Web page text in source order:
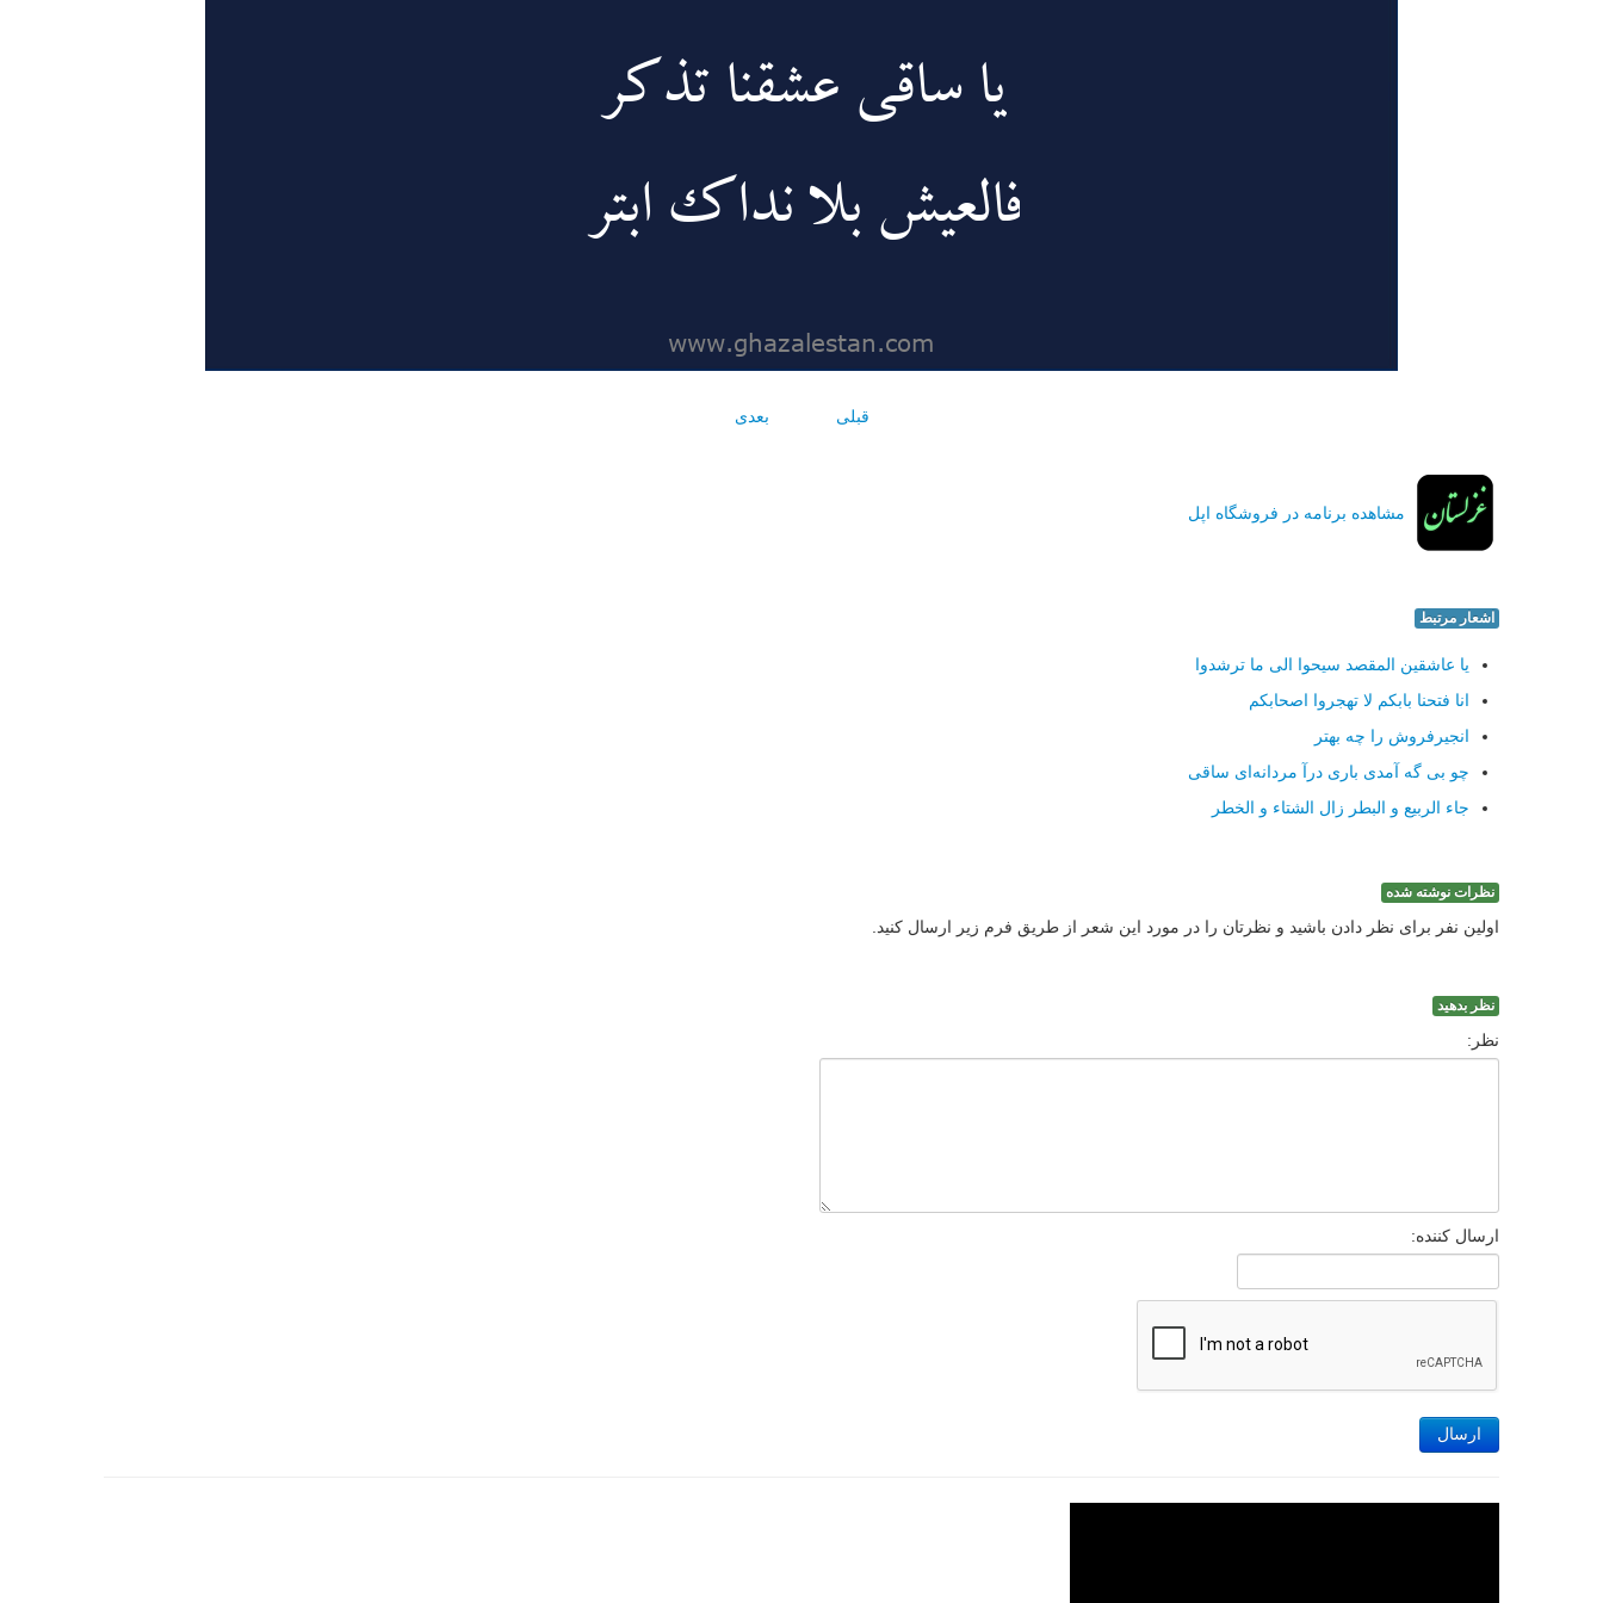
قبلی بعدی
مشاهده برنامه در فروشگاه اپل
اشعار مرتبط
یا عاشقین المقصد سیحوا الی ما ترشدوا
انا فتحنا بابكم لا تهجروا اصحابكم
انجیرفروش را چه بهتر
چو بی گه آمدی باری درآ مردانه‌ای ساقی
جاء الربیع و البطر زال الشتاء و الخطر
نظرات نوشته شده
اولین نفر برای نظر دادن باشید و نظرتان را در مورد این شعر از طریق فرم زیر ارسال کنید.
نظر بدهید
نظر:
ارسال کننده:
ارسال